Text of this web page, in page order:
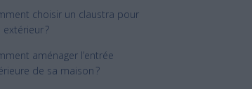
choisir un claustra pour
extérieur ?
aménager l’entrée
de sa maison ?